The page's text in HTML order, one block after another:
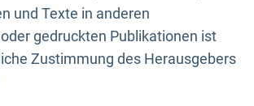
und Texte in anderen
gedruckten Publikationen ist
Zustimmung des Herausgebers